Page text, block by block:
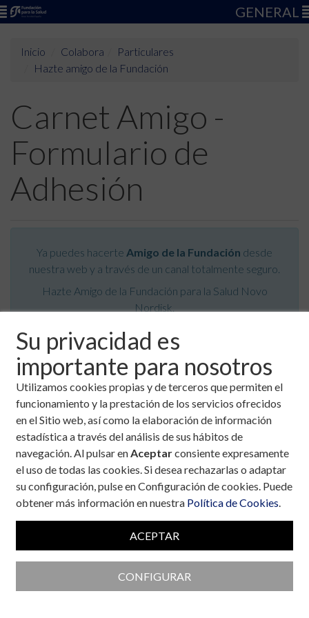
Su privacidad es
importante para nosotros
Utilizamos cookies propias y de terceros que permiten el
funcionamiento y la prestación de los servicios ofrecidos
en el Sitio web, así como la elaboración de información
estadística a través del análisis de sus hábitos de
navegación. Al pulsar enAceptarconsiente expresamente
el uso de todas las cookies. Si desea rechazarlas o adaptar
su configuración, pulse en Configuración de cookies. Puede
obtener más información en nuestra Política de Cookies.
ACEPTAR
CONFIGURAR
GENERAL
Inicio Colabora
Particulares
Hazte amigo de la Fundación
Carnet Amigo -
Formulario de
Adhesión
Ya puedes hacerte Amigo de la Fundación desde
nuestra web y a través de un canal totalmente seguro.
Hazte Amigo de la Fundación para la Salud Novo
Nordisk.
40 € es suficiente
Datos personales
Nombre *
Pri. Apellido *